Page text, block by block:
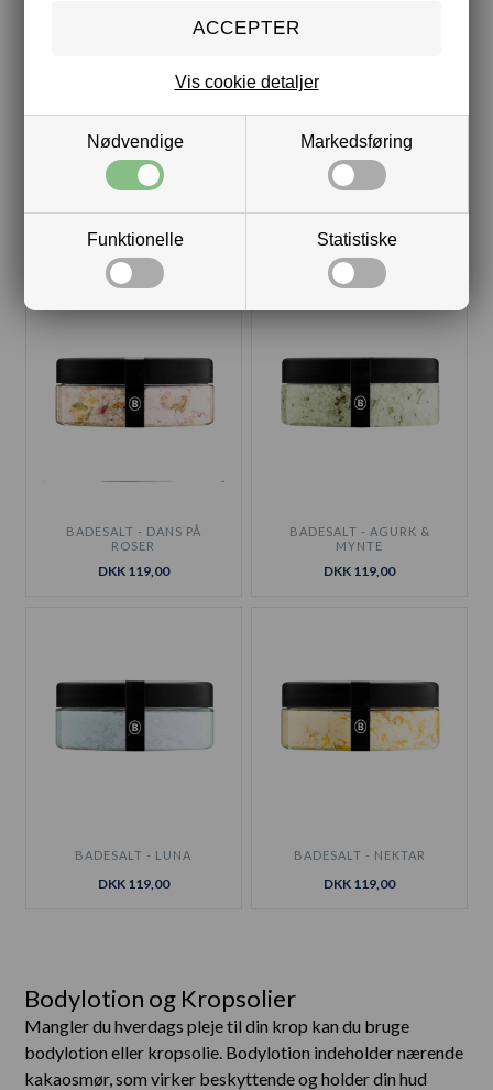
Nødvendige Markedsføring
Funktionelle Statistiske
Vis cookie detaljer
DKK 179,00 DKK 179,00
BADESALT - DANS PÅ
ROSER
DKK 119,00
BADESALT - AGURK &
MYNTE
DKK 119,00
BADESALT - LUNA
DKK 119,00
BADESALT - NEKTAR
DKK 119,00
Bodylotion og Kropsolier
Mangler du hverdags pleje til din krop kan du bruge
bodylotion eller kropsolie. Bodylotion indeholder nærende
kakaosmør, som virker beskyttende og holder din hud